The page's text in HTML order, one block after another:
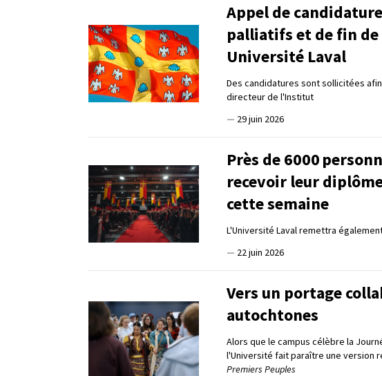
Appel de
palliatifs et de fin de
Université Laval
Des candidatures sont sollicitées
directeur de l'Institut
— 29 juin 2026
Près de 6000
recevoir leur
cette semaine
L'Université Laval remettra
— 22 juin 2026
Vers un portage
autochtones
Alors que le campus célèbre la
l'Université fait paraître une version
Premiers Peuples